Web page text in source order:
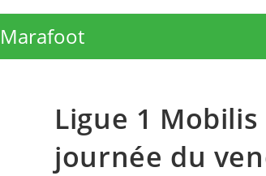
toMarafoot
Ligue 1
journée du